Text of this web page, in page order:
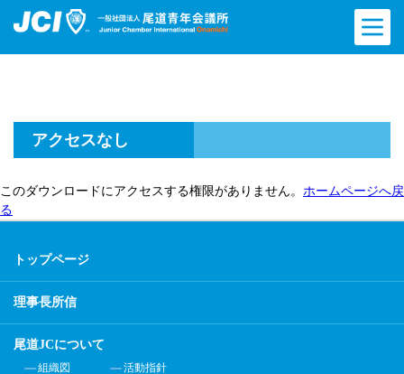
アクセスなし
このダウンロードにアクセスする権限がありません。 ホームページへ戻
る
トップページ
理事長所信
尾道JCについて
組織図 活動指針